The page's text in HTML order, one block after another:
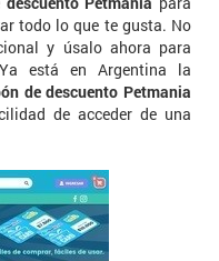
todo lo que te gusta. No
y úsalo ahora para
está en Argentina la
de descuento Petmania
de acceder de una